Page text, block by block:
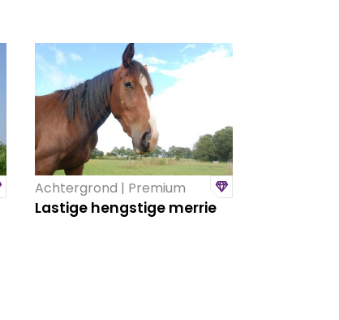
Achtergrond | Premium
Lastige hengstige merrie